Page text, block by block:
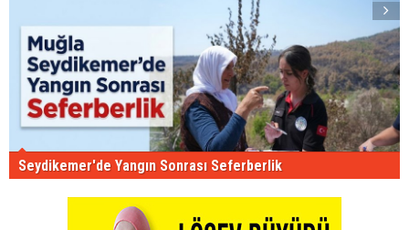
Seydikemer'de Yangın Sonrası Seferberlik